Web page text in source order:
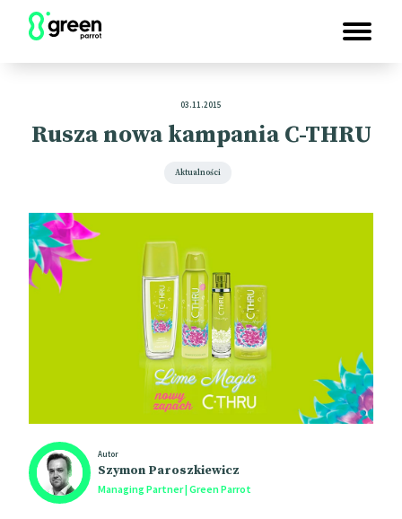
03.11.2015
Rusza nowa kampania C-THRU
Aktualności
Autor
Szymon Paroszkiewicz
Managing Partner | Green Parrot